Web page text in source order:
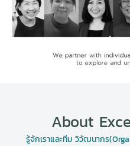
About
รู้จักเราและทีม วิวัฒนากร